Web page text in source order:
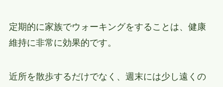
定期的に家族でウォーキングをすることは、健康
維持に非常に効果的です。
近所を散歩するだけでなく、週末には少し遠くの